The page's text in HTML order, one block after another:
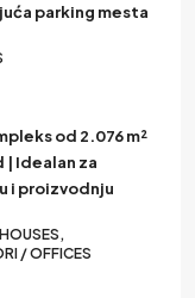
parking mesta
od 2.076 m²
| Idealan za
i proizvodnju
/ OFFICES